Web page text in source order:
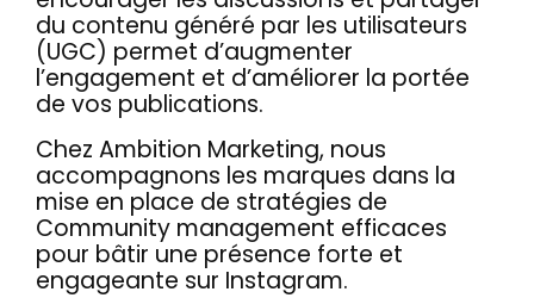
du contenu généré par les utilisateurs
(UGC) permet d’augmenter
l’engagement et d’améliorer la portée
de vos publications.
Chez Ambition Marketing, nous
accompagnons les marques dans la
mise en place de stratégies de
Community management efficaces
pour bâtir une présence forte et
engageante sur Instagram.